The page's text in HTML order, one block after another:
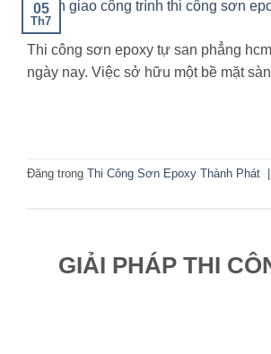
05
Th7
Thi công sơn epoxy tự san phẳng
ngày nay. Việc sở hữu một bề mặt
Đăng trong Thi Công Sơn Epoxy Thành Phát
GIẢI PHÁP THI